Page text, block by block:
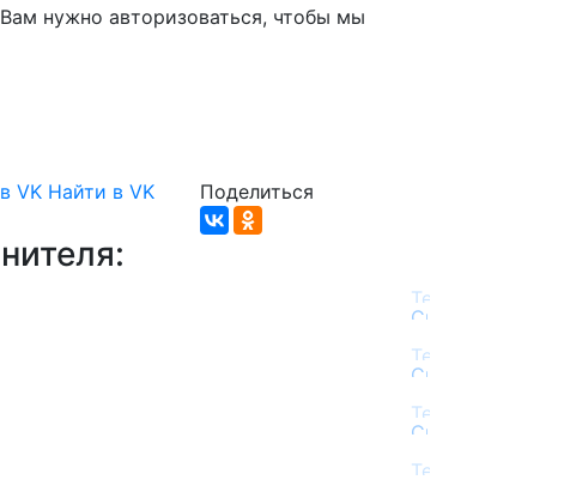
нужно авторизоваться, чтобы мы
VK Найти в VK Поделиться